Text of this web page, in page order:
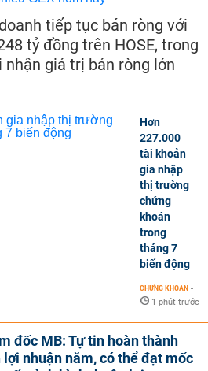
tiếp tục bán ròng với
tỷ đồng trên HOSE, trong
nhận giá trị bán ròng lớn
Hơn
227.000
tài khoản
gia nhập
thị trường
chứng
khoán
trong
tháng 7
biến động
CHỨNG KHOÁN -
1 phút trước
đốc MB: Tự tin hoàn thành
lợi nhuận năm, có thể đạt mốc